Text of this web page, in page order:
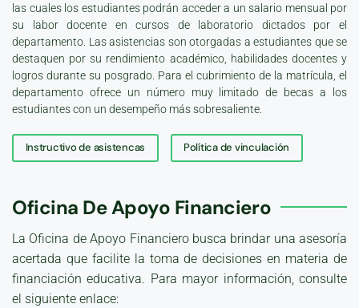
las cuales los estudiantes podrán acceder a un salario mensual por
su labor docente en cursos de laboratorio dictados por el
departamento. Las asistencias son otorgadas a estudiantes que se
destaquen por su rendimiento académico, habilidades docentes y
logros durante su posgrado. Para el cubrimiento de la matrícula, el
departamento ofrece un número muy limitado de becas a los
estudiantes con un desempeño más sobresaliente.
Instructivo de asistencas Política de vinculación
Oficina De Apoyo Financiero
La Oficina de Apoyo Financiero busca brindar una asesoría
acertada que facilite la toma de decisiones en materia de
financiación educativa. Para mayor información, consulte
el siguiente enlace: